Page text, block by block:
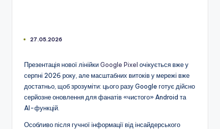
27.05.2026
Презентація нової лінійкиGoogle Pixel очікується вже у
серпні 2026 року, але масштабних витоків у мережі вже
достатньо, щоб зрозуміти: цього разу Google готує дійсно
серйозне оновлення для фанатів «чистого» Android та
AI-функцій.
Особливо після гучної інформації від інсайдерського